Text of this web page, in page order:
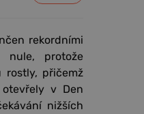
rekordními
nule, protože
rostly, přičemž
v Den
nižších